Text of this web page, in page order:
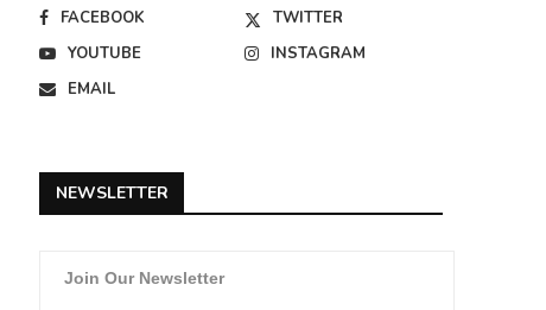
FACEBOOK
TWITTER
YOUTUBE
INSTAGRAM
EMAIL
NEWSLETTER
Join Our Newsletter